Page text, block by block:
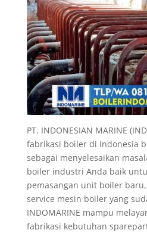
PT. INDONESIAN MARINE
fabrikasi boiler di Indonesia
sebagai menyelesaikan
boiler industri Anda baik
pemasangan unit boiler
service mesin boiler yang
INDOMARINE mampu
fabrikasi kebutuhan